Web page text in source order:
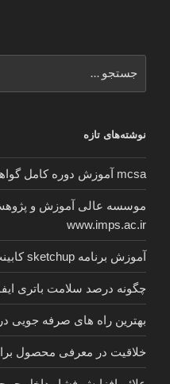
برای
نوشته‌های تازه
mcsa آموزش دوره کامل گواهینامه معتبر مایکروسافت
موسسه عالی آموزش و
www.imps.ac.ir
آموزش برنامه sketchup کابینت 2025
چگونه درصد سلامت باتری
بهترین راه های صرفه جویی
خلاقیت در معرفی محصول